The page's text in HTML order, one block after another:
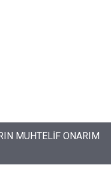
MUHTELİF ONARIM